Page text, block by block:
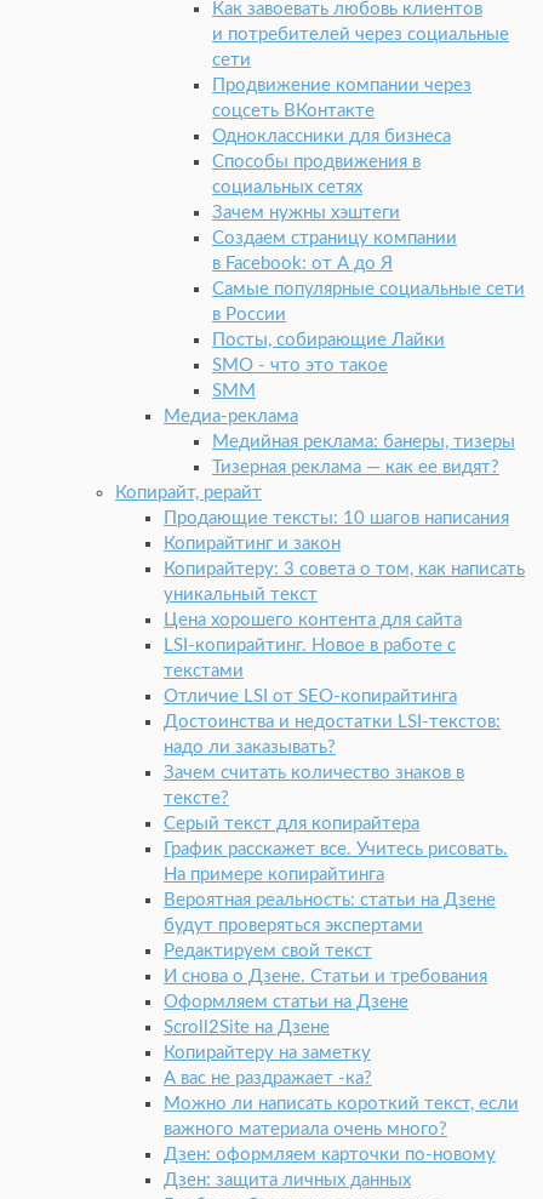
Как завоевать любовь клиентов
и потребителей через социальные
сети
Продвижение компании через
соцсеть ВКонтакте
Одноклассники для бизнеса
Способы продвижения в
социальных сетях
Зачем нужны хэштеги
Создаем страницу компании
в Facebook: от А до Я
Самые популярные социальные сети
в России
Посты, собирающие Лайки
SМО - что это такое
SММ
Медиа-реклама
Медийная реклама: банеры, тизеры
Тизерная реклама — как ее видят?
Копирайт, рерайт
Продающие тексты: 10 шагов написания
Копирайтинг и закон
Копирайтеру: 3 совета о том, как написать
уникальный текст
Цена хорошего контента для сайта
LSI-копирайтинг. Новое в работе с
текстами
Отличие LSI от SEO-копирайтинга
Достоинства и недостатки LSI-текстов:
надо ли заказывать?
Зачем считать количество знаков в
тексте?
Серый текст для копирайтера
График расскажет все. Учитесь рисовать.
На примере копирайтинга
Вероятная реальность: статьи на Дзене
будут проверяться экспертами
Редактируем свой текст
И снова о Дзене. Статьи и требования
Оформляем статьи на Дзене
Scroll2Site на Дзене
Копирайтеру на заметку
А вас не раздражает -ка?
Можно ли написать короткий текст, если
важного материала очень много?
Дзен: оформляем карточки по-новому
Дзен: защита личных данных